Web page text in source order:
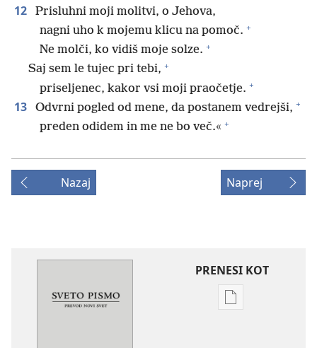
12
Prisluhni moji molitvi, o Jehova,
nagni uho k mojemu klicu na pomoč. +
Ne molči, ko vidiš moje solze. +
Saj sem le tujec pri tebi, +
priseljenec, kakor vsi moji praočetje. +
13 Odvrni pogled od mene, da postanem vedrejši, +
preden odidem in me ne bo več.« +
Nazaj Naprej
PRENESI KOT
Možnosti